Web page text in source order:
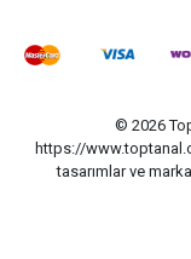
© 2026
https://
tasarımlar ve